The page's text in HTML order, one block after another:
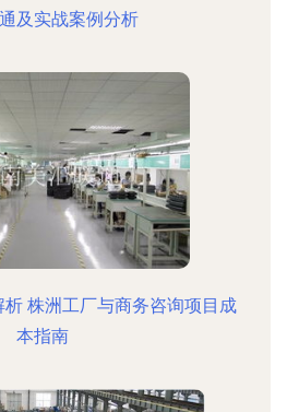
及实战案例分析
株洲工厂与商务咨询项目成
本指南